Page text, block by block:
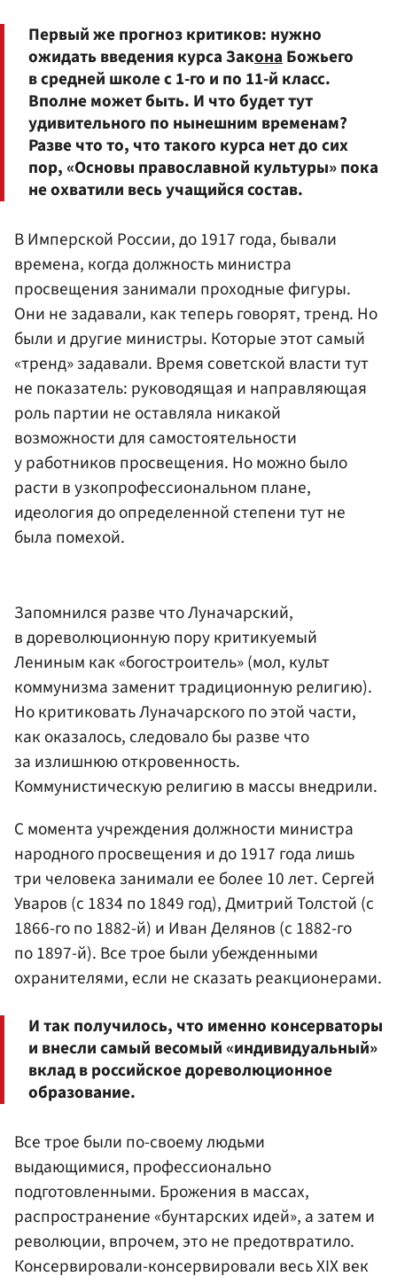
Первый же прогноз критиков: нужно
ожидать введения курса ЗаконаБожьего
в средней школе с 1-го и по 11-й класс.
Вполне может быть. И что будет тут
удивительного по нынешним временам?
Разве что то, что такого курса нет до сих
пор, «Основы православной культуры» пока
не охватили весь учащийся состав.
В Имперской России, до 1917 года, бывали
времена, когда должность министра
просвещения занимали проходные фигуры.
Они не задавали, как теперь говорят, тренд. Но
были и другие министры. Которые этот самый
«тренд» задавали. Время советской власти тут
не показатель: руководящая и направляющая
роль партии не оставляла никакой
возможности для самостоятельности
у работников просвещения. Но можно было
расти в узкопрофессиональном плане,
идеология до определенной степени тут не
была помехой.
Запомнился разве что Луначарский,
в дореволюционную пору критикуемый
Лениным как «богостроитель» (мол, культ
коммунизма заменит традиционную религию).
Но критиковать Луначарского по этой части,
как оказалось, следовало бы разве что
за излишнюю откровенность.
Коммунистическую религию в массы внедрили.
С момента учреждения должности министра
народного просвещения и до 1917 года лишь
три человека занимали ее более 10 лет. Сергей
Уваров (с 1834 по 1849 год), Дмитрий Толстой (с
1866-го по 1882-й) и Иван Делянов (с 1882-го
по 1897-й). Все трое были убежденными
охранителями, если не сказать реакционерами.
И так получилось, что именно консерваторы
и внесли самый весомый «индивидуальный»
вклад в российское дореволюционное
образование.
Все трое были по-своему людьми
выдающимися, профессионально
подготовленными. Брожения в массах,
распространение «бунтарских идей», а затем и
революции, впрочем, это не предотвратило.
Консервировали-консервировали весь ХIХ век